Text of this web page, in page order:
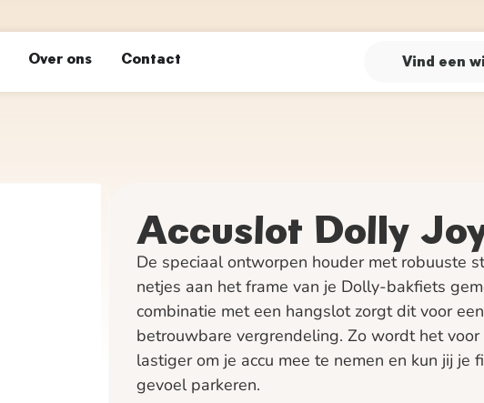
Over ons Contact Vind een
Accuslot Dolly
De speciaal ontworpen houder met robuuste
netjes aan het frame van je Dolly-bakfiets
combinatie met een hangslot zorgt dit voor
betrouwbare vergrendeling. Zo wordt het
lastiger om je accu mee te nemen en kun jij je
gevoel parkeren.